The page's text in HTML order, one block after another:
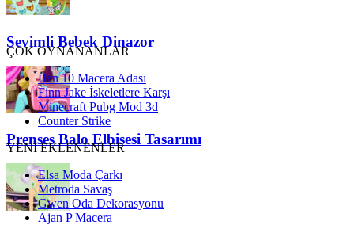
Sevimli Bebek Dinazor
Prenses Balo Elbisesi Tasarımı
ÇOK OYNANANLAR
Ben 10 Macera Adası
Finn Jake İskeletlere Karşı
Minecraft Pubg Mod 3d
Counter Strike
YENİ EKLENENLER
Elsa Moda Çarkı
Metroda Savaş
Gwen Oda Dekorasyonu
Ajan P Macera